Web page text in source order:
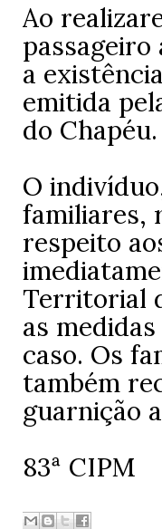
Ao
a
emitida
do Chapéu.
O
familiares,
respeito
Territorial
as
caso. Os
também
guarnição
83ª CIPM